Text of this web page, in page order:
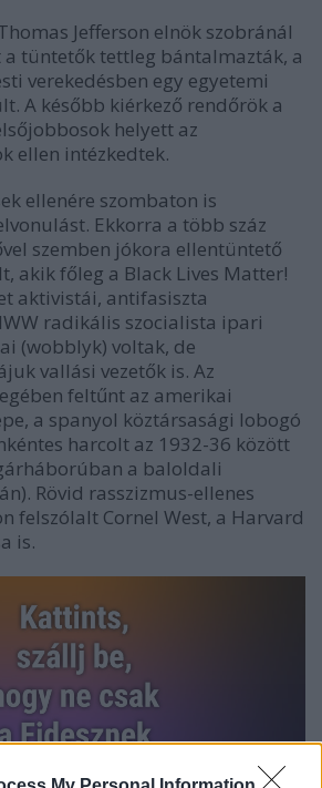
Jefferson elnök szobránál
tüntetők tettleg bántalmazták, a
verekedésben egy egyetemi
A később kiérkező rendőrök a
helyett az
ellen intézkedtek.
ellenére szombaton is
Ekkorra a több száz
szemben jókora ellentüntető
akik főleg a Black Lives Matter!
aktivistái, antifasiszta
radikális szocialista ipari
(wobblyk) voltak, de
vallási vezetők is. Az
feltűnt az amerikai
a spanyol köztársasági lobogó
harcolt az 1932-36 között
a baloldali
Rövid rasszizmus-ellenes
felszólalt Cornel West, a Harvard
is.